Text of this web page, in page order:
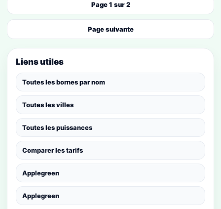
Page 1 sur 2
Page suivante
Liens utiles
Toutes les bornes par nom
Toutes les villes
Toutes les puissances
Comparer les tarifs
Applegreen
Applegreen